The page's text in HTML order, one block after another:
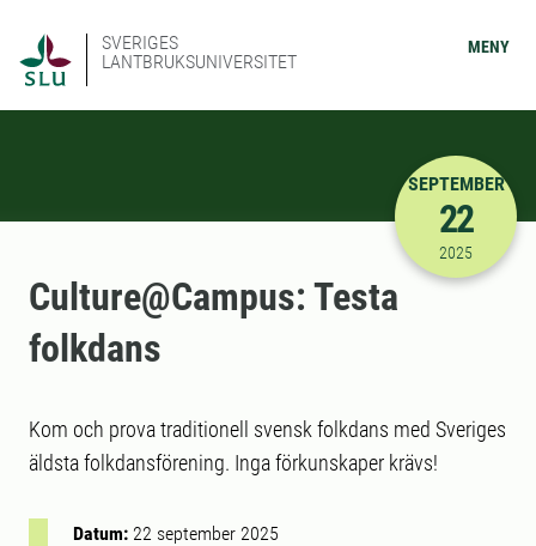
SVERIGES
LANTBRUKSUNIVERSITET
MENY
2025-09-
SEPTEMBER
22
2025
Culture@Campus: Testa
folkdans
Kom och prova traditionell svensk folkdans med Sveriges
äldsta folkdansförening. Inga förkunskaper krävs!
Datum: 22 september 2025